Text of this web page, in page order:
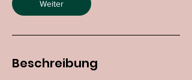
Weiter
Beschreibung